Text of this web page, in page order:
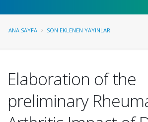
ANA SAYFA SON EKLENEN YAYINLAR
Elaboration of the
preliminary